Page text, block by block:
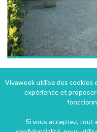
Beaune (16 km), Côte-d'Or,
Vivaweek utilise des
expérience et
Si vous acceptez,